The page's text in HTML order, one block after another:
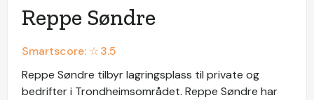
Reppe Søndre
Smartscore: ☆3.5
Reppe Søndre tilbyr lagringsplass til private og
bedrifter i Trondheimsområdet. Reppe Søndre har